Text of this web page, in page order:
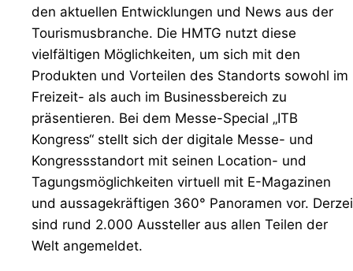
den aktuellen Entwicklungen und News aus der
Tourismusbranche. Die HMTG nutzt diese
vielfältigen Möglichkeiten, um sich mit den
Produkten und Vorteilen des Standorts sowohl im
Freizeit- als auch im Businessbereich zu
präsentieren. Bei dem Messe-Special „ITB
Kongress“ stellt sich der digitale Messe- und
Kongressstandort mit seinen Location- und
Tagungsmöglichkeiten virtuell mit E-Magazinen
und aussagekräftigen 360° Panoramen vor.
sind rund 2.000 Aussteller aus allen Teilen der
Welt angemeldet.